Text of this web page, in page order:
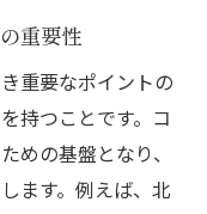
の選び方
ア成功事例か
の成功事例の活
重要性
重要なポイントの
持つことです。コ
めの基盤となり、
ます。例えば、北